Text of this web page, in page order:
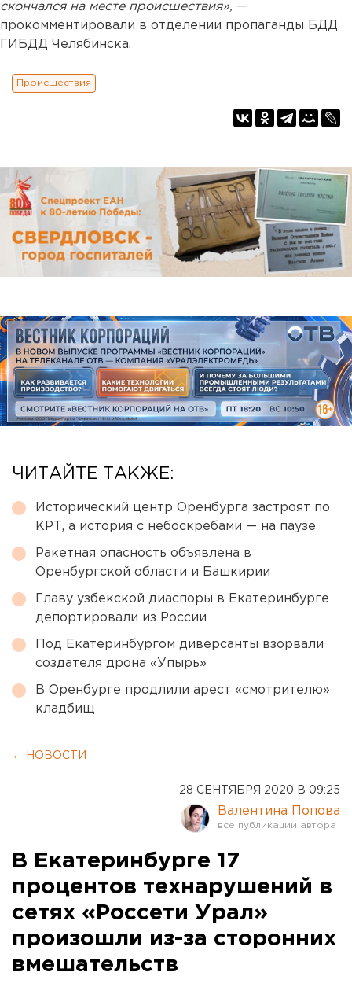
скончался на месте происшествия», —
прокомментировали в отделении пропаганды БДД
ГИБДД Челябинска.
Происшествия
ЧИТАЙТЕ ТАКЖЕ:
Исторический центр Оренбурга застроят по
КРТ, а история с небоскребами — на паузе
Ракетная опасность объявлена в
Оренбургской области и Башкирии
Главу узбекской диаспоры в Екатеринбурге
депортировали из России
Под Екатеринбургом диверсанты взорвали
создателя дрона «Упырь»
В Оренбурге продлили арест «смотрителю»
кладбищ
← НОВОСТИ
28 СЕНТЯБРЯ 2020 В 09:25
Валентина Попова
В Екатеринбурге 17
процентов технарушений в
сетях «Россети Урал»
произошли из-за сторонних
вмешательств